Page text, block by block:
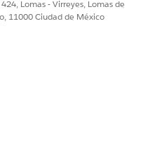
Lomas - Virreyes, Lomas de
11000 Ciudad de México